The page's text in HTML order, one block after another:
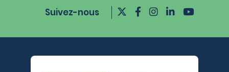
Suivez-nous